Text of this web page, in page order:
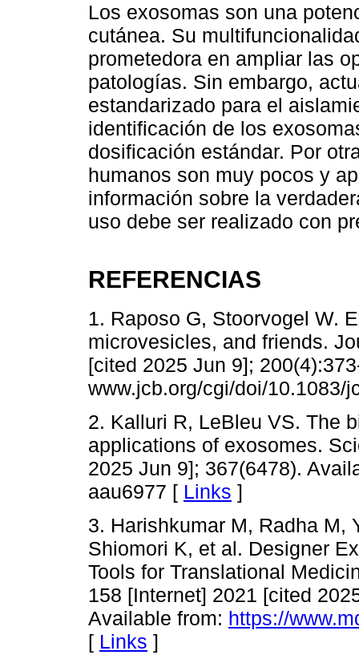
Los exosomas son una
cutánea. Su
prometedora en ampliar las
patologías. Sin embargo,
estandarizado para el
identificación de los
dosificación estándar. Por
humanos son muy pocos y
información sobre la
uso debe ser realizado con
REFERENCIAS
1. Raposo G, Stoorvogel W.
microvesicles, and friends.
[cited 2025 Jun 9];
www.jcb.org/cgi/doi/10.1083/
2. Kalluri R, LeBleu VS. The
applications of exosomes.
2025 Jun 9]; 367(6478).
aau6977 [ Links ]
3. Harishkumar M, Radha M,
Shiomori K, et al. Designer
Tools for Translational
158 [Internet] 2021 [cited
Available from: https://
[ Links ]